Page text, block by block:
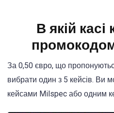
В якій касі
За 0,50 євро, що
вибрати один з 5 кейсів. Ви
кейсами Milspec або одним